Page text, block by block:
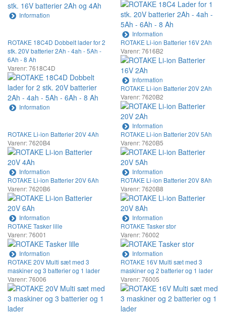
Information
Information
ROTAKE 18C4D Dobbelt lader for 2
stk. 20V batterier 2Ah - 4ah - 5Ah -
6Ah - 8 Ah
Varenr: 7618C4D
Information
ROTAKE Li-ion Batterier 16V 2Ah
Varenr: 7616B2
Information
ROTAKE Li-ion Batterier 20V 2Ah
Varenr: 7620B2
Information
ROTAKE Li-ion Batterier 20V 4Ah
Varenr: 7620B4
Information
ROTAKE Li-ion Batterier 20V 5Ah
Varenr: 7620B5
Information
ROTAKE Li-ion Batterier 20V 6Ah
Varenr: 7620B6
Information
ROTAKE Li-ion Batterier 20V 8Ah
Varenr: 7620B8
Information
ROTAKE Tasker lille
Varenr: 76001
Information
ROTAKE Tasker stor
Varenr: 76002
Information
ROTAKE 20V Multi sæt med 3
maskiner og 3 batterier og 1 lader
Varenr: 76006
ROTAKE 16V Multi sæt med 3
maskiner og 2 batterier og 1 lader
Varenr: 76005